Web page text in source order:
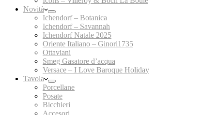
Novità
Ichendorf – Botanica
Ichendorf – Savannah
Ichendorf Natale 2025
Oriente Italiano – Ginori1735
Ottaviani
Smeg Gasatore d’acqua
Versace – I Love Baroque Holiday
Tavola
Porcellane
Posate
Bicchieri
Accesori